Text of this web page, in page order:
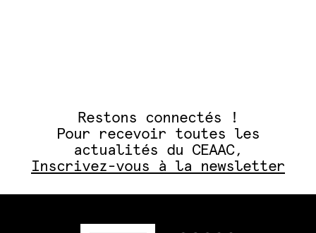
Restons connectés !
Pour recevoir toutes les
actualités du CEAAC,
Inscrivez-vous à la newsletter